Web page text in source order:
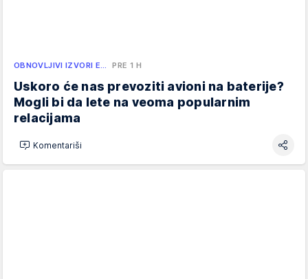
OBNOVLJIVI IZVORI E… PRE 1 H
Uskoro će nas prevoziti avioni na baterije?
Mogli bi da lete na veoma popularnim
relacijama
Komentariši